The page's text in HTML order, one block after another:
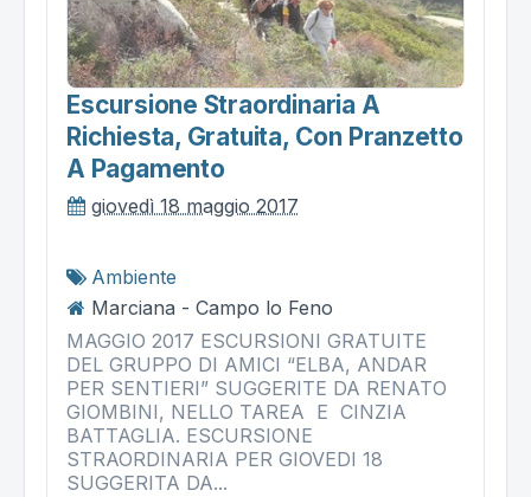
Escursione Straordinaria A
Richiesta, Gratuita, Con Pranzetto
A Pagamento
giovedì 18 maggio 2017
Ambiente
Marciana - Campo lo Feno
MAGGIO 2017 ESCURSIONI GRATUITE
DEL GRUPPO DI AMICI “ELBA, ANDAR
PER SENTIERI” SUGGERITE DA RENATO
GIOMBINI, NELLO TAREA E CINZIA
BATTAGLIA. ESCURSIONE
STRAORDINARIA PER GIOVEDI 18
SUGGERITA DA...